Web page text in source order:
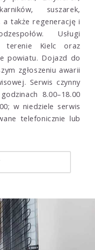
suszarek,
a także regenerację i
Usługi
terenie Kielc oraz
powiatu. Dojazd do
zgłoszeniu awarii
Serwis czynny
8.00–18.00
w niedziele serwis
telefonicznie lub